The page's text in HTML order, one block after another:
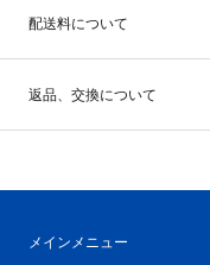
配送料について
返品、交換について
メインメニュー